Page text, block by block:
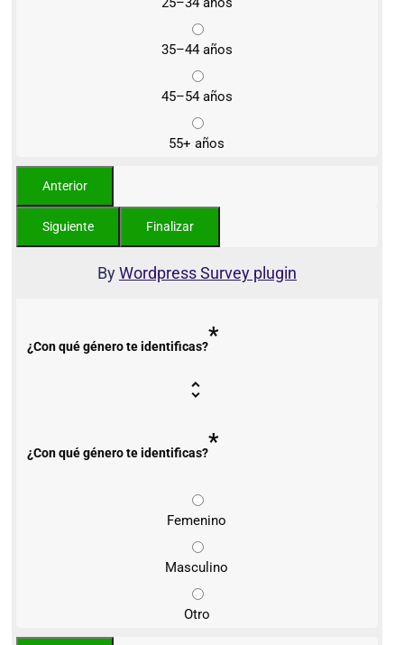
35–44 años
45–54 años
55+ años
ByWordpress Survey plugin
¿Con qué género te identificas?*
¿Con qué género te identificas?*
Femenino
Masculino
Otro